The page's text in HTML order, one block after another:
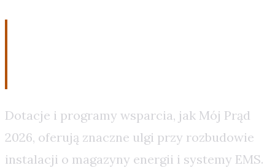
Dotacje i programy wsparcia, jak Mój Prąd
2026, oferują znaczne ulgi przy rozbudowie
instalacji o magazyny energii i systemy EMS.